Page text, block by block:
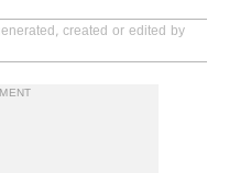
created or edited by